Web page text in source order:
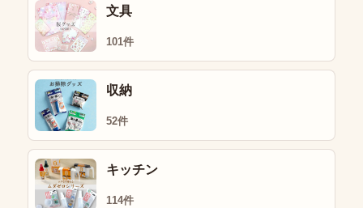
文具
101件
収納
52件
キッチン
114件